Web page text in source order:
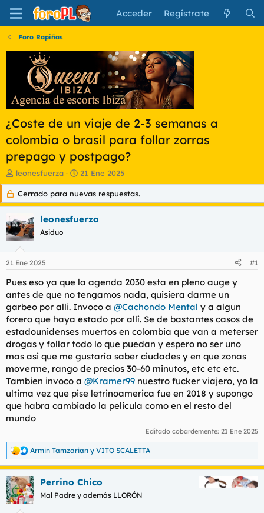
Acceder Regístrate
Foro Rapiñas
¿Coste de un viaje de 2-3 semanas a
colombia o brasil para follar zorras
prepago y postpago?
I
n
c
a
d
o
d
t
e
m
a
leonesfuerza
F
e
c
h
d
i
o
21 Ene 2025
Cerrado para nuevas respuestas.
leonesfuerza
Asiduo
21 Ene 2025 #1
Pues eso ya que la agenda 2030 esta en pleno auge y
antes de que no tengamos nada, quisiera darme un
garbeo por alli. Invoco a @Cachondo Mental y a algun
forero que haya estado por allí. Se de bastantes casos de
estadounidenses muertos en colombia que van a meterser
drogas y follar todo lo que puedan y espero no ser uno
mas asi que me gustaría saber ciudades y en que zonas
moverme, rango de precios 30-60 minutos, etc etc etc.
Tambien invoco a @Kramer99 nuestro fucker viajero, yo la
ultima vez que pise letrinoamerica fue en 2018 y supongo
que habra cambiado la pelicula como en el resto del
mundo
Editado cobardemente: 21 Ene 2025
R
e
a
c
c
i
Armin Tamzarian y VITO SCALETTA
Perrino Chico
Mal Padre y además LLORÓN